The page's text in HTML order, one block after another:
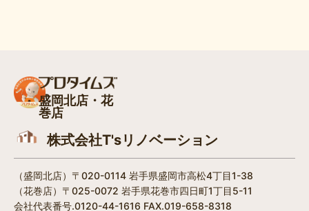
盛岡北店・花
巻店
株式会社T'sリノベーション
（盛岡北店）〒020-0114 岩手県盛岡市高松4丁目1-38​
（花巻店）〒025-0072 岩手県花巻市四日町1丁目5-11
会社代表番号.0120-44-1616 FAX.019-658-8318